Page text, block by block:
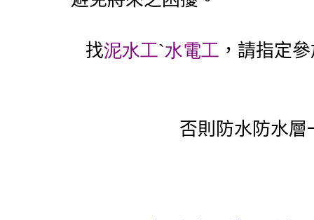
找泥水工ˋ水電工 ，請指定
否則防水防水層